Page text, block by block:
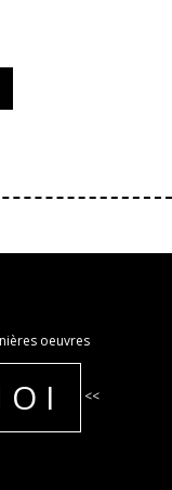
oeuvres
<<